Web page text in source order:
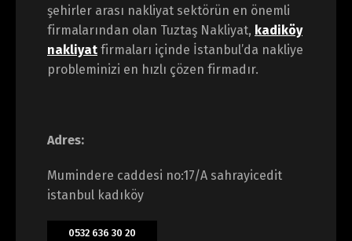
şehirler arası nakliyat sektörün en önemli
firmalarından olan Tuztaş Nakliyat, kadiköy
nakliyat firmaları içinde İstanbul’da nakliye
probleminizi en hızlı çözen firmadır.
Adres:
Mumindere caddesi no:17/A sahrayicedit
istanbul kadıköy
0532 636 30 20